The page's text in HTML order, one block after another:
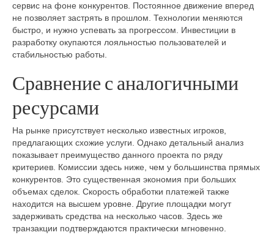
сервис на фоне конкурентов. Постоянное движение вперед
не позволяет застрять в прошлом. Технологии меняются
быстро, и нужно успевать за прогрессом. Инвестиции в
разработку окупаются лояльностью пользователей и
стабильностью работы.
Сравнение с аналогичными
ресурсами
На рынке присутствует несколько известных игроков,
предлагающих схожие услуги. Однако детальный анализ
показывает преимущество данного проекта по ряду
критериев. Комиссии здесь ниже, чем у большинства прямых
конкурентов. Это существенная экономия при больших
объемах сделок. Скорость обработки платежей также
находится на высшем уровне. Другие площадки могут
задерживать средства на несколько часов. Здесь же
транзакции подтверждаются практически мгновенно.